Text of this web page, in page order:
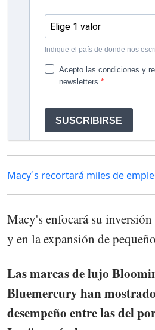
Macy´s recortará miles de
Macy's enfocará su
y en la expansión de
Las marcas de lujo
Bluemercury han
desempeño entre las del